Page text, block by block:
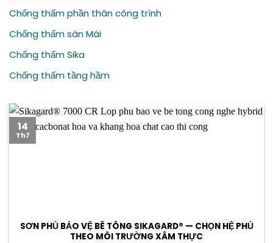
Chống thấm phần thân công trình
Chống thấm sàn Mái
Chống thấm Sika
Chống thấm tầng hầm
SƠN PHỦ BẢO VỆ BÊ TÔNG SIKAGARD® — CHỌN HỆ PHỦ
THEO MÔI TRƯỜNG XÂM THỰC
14
Th7